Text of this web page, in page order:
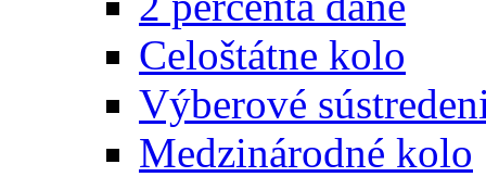
Celoštátne kolo
Výberové
Medzinárodné kolo